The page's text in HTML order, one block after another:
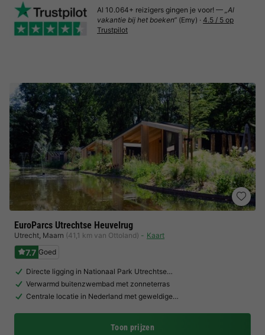
EuroParcs Utrechtse Heuvelrug
Utrecht, Maarn (41,1 km van Ottoland) Kaart
7.7 Goed
Directe ligging in Nationaal Park Utrechtse…
Verwarmd buitenzwembad met zonneterras
Centrale locatie in Nederland met geweldige…
Toon prijzen
Al 10.064+ reizigers gingen je voor! — „Al
vakantie bij het boeken“ (Emy) · 4.5 / 5 op
Trustpilot